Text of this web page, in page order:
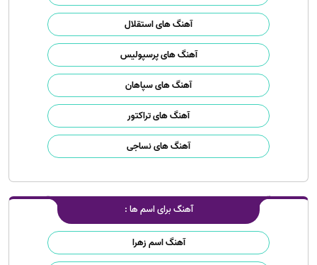
آهنگ های استقلال
آهنگ های پرسپولیس
آهنگ های سپاهان
آهنگ های تراکتور
آهنگ های نساجی
آهنگ برای اسم ها :
آهنگ اسم زهرا